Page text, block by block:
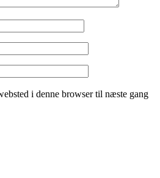
i denne browser til næste gang